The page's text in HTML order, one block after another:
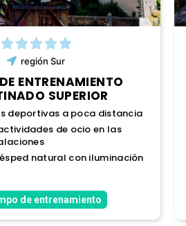
región Sur
ENTRENAMIENTO
SUPERIOR
deportivas a poca distancia
de ocio en las
natural con iluminación
de entrenamiento